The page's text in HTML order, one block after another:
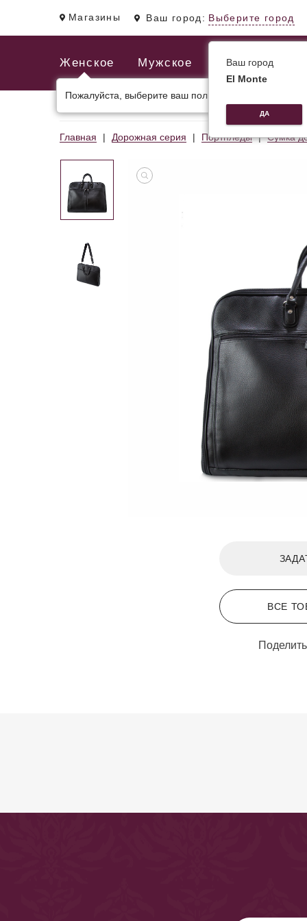
Магазины Ваш город: Выберите город
Женское Мужское
Пожалуйста, выберите ваш пол.
МУЖСКИЕ И ДЕЛОВЫЕ
Главная Дорожная серия Портпледы Сумка
ВСЕ
Ваш город
El Monte
ДА